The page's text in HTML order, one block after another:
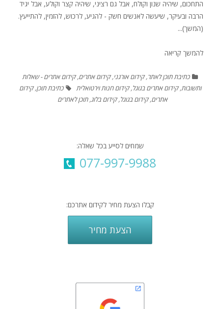
התחכום, שיהיה שנון וקולח, אבל גם רציני, שיהיה קצר וקולע, אבל יגיד
הרבה ובעיקר, שיעשה לאנשים חשק - להגיע, לרכוש, להזמין, להתייעץ.
(המשך)...
להמשך קריאה
כתיבת תוכן לאתר,קידום אורגני,קידום אתרים,קידום אתרים - שאלות
ותשובות,קידום אתרים בגוגל,קידום חנות וירטואלית כתיבת תוכן,קידום
אתרים,קידום בגוגל,קידום בלוג,תוכן לאתרים
שמחים לסייע בכל שאלה:
077-997-9988
קבלו הצעת מחיר לקידום אתרכם:
הצעת מחיר